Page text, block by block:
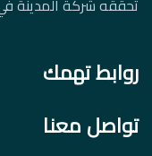
تحققه شركة المدينة
روابط تهمك
تواصل معنا